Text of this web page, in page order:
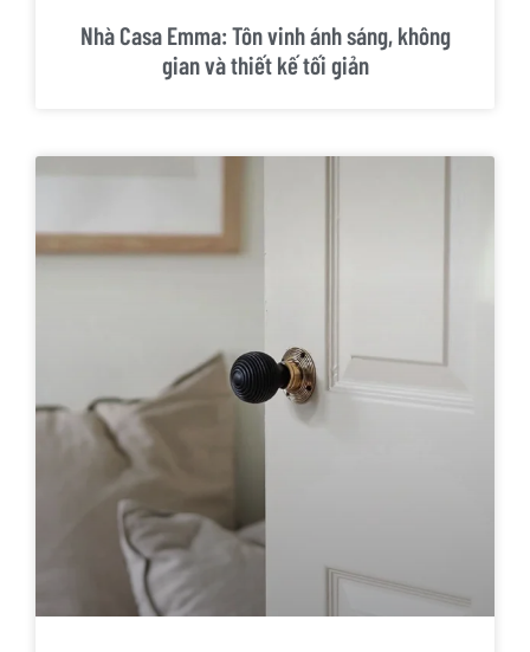
Nhà Casa Emma: Tôn vinh ánh sáng, không
gian và thiết kế tối giản